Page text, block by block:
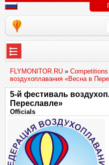
FLYMONITOR.RU » Competitions
воздухоплавания «Весна в
5-й фестиваль
Переславле»
Officials